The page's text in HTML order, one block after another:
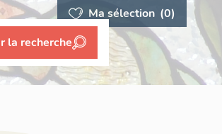
Ma sélection (0)
la recherche